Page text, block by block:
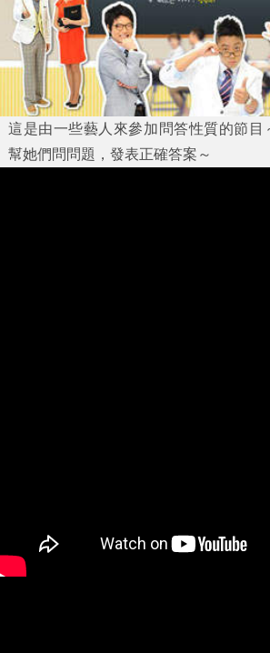
這是由一些藝人來參加問答性質的節目
幫她們問問題，發表正確答案～